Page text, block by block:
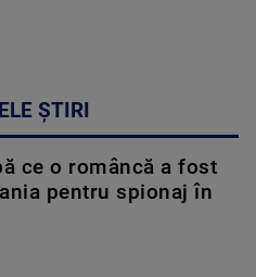
ȘTIRI
ce o româncă a fost
pentru spionaj în